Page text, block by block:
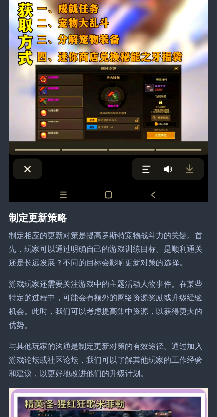
制定更新策略
制定相应的更新对策是提高罗斯特宠物战斗力的关键。首
先，玩家可以通过明确自己的游戏训练目标。是顺利通关
还是长远发展？不同的目标会影响更新对策的选择。
游戏玩家还需要关注游戏中的主题活动人物事件。在某些
特定的过程中，可能会有额外的网络资源奖励或升级经验
机会。此时，我们可以考虑提高集中资源，以获得更大的
优势。
与其他玩家的沟通是制定更新对策的有效途径。通过加入
游戏论坛或社区论坛，我们可以了解其他玩家的工作经验
和建议，以更好地改进他们的升级计划。